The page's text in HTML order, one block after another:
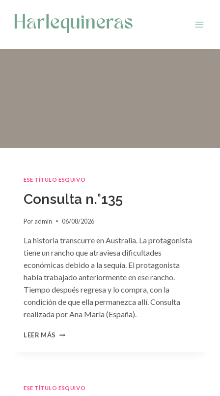
contenido
ESE TÍTULO ESQUIVO
Consulta n.°135
Por admin 06/08/2026
La historia transcurre en Australia. La protagonista
tiene un rancho que atraviesa dificultades
económicas debido a la sequía. El protagonista
había trabajado anteriormente en ese rancho.
Tiempo después regresa y lo compra, con la
condición de que ella permanezca allí. Consulta
realizada por Ana María (España).
LEER MÁS CONSULTA
ESE TÍTULO ESQUIVO